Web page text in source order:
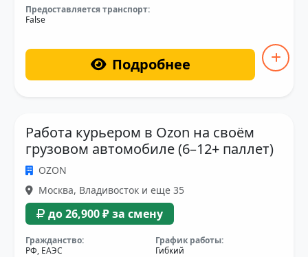
Предоставляется транспорт:
False
Подробнее
Работа курьером в Ozon на своём
грузовом автомобиле (6–12+ паллет)
OZON
Москва, Владивосток и еще 35
до 26,900 ₽ за смену
Гражданство:
РФ, ЕАЭС
График работы:
Гибкий